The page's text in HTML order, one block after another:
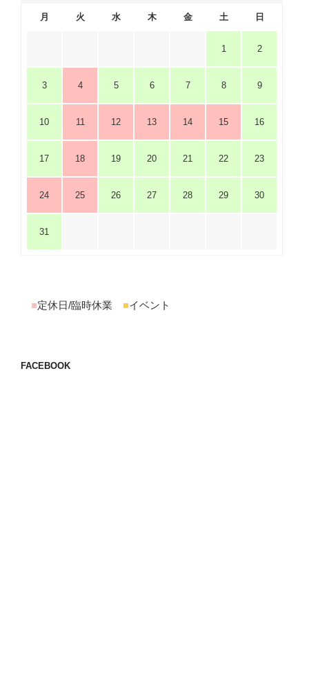
月 火 水 木 金 土 日
1 2
3 4 5 6 7 8 9
10 11 12 13 14 15 16
17 18 19 20 21 22 23
24 25 26 27 28 29 30
31
■定休日/臨時休業 ■イベント
FACEBOOK